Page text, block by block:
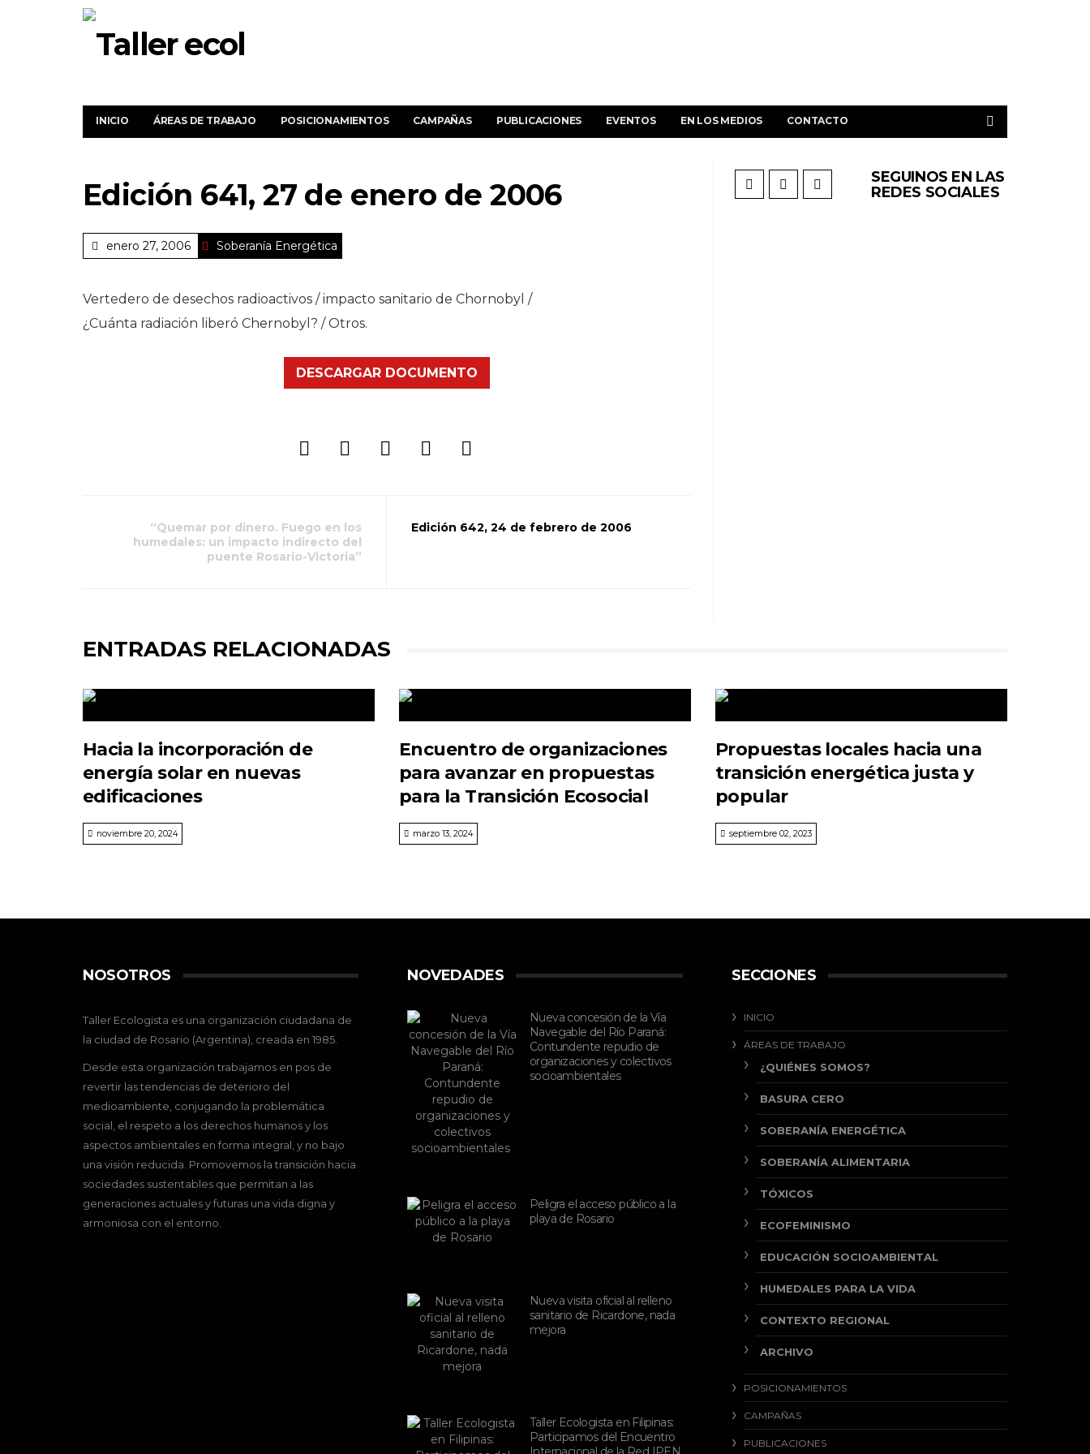
INICIO ÁREAS DE TRABAJO POSICIONAMIENTOS CAMPAÑAS PUBLICACIONES EVENTOS EN LOS MEDIOS CONTACTO
Edición 641, 27 de enero de 2006
enero 27, 2006 Soberanía Energética
Vertedero de desechos radioactivos / impacto sanitario de Chornobyl /
¿Cuánta radiación liberó Chernobyl? / Otros.
DESCARGAR DOCUMENTO
“Quemar por dinero. Fuego en los
humedales: un impacto indirecto del
puente Rosario-Victoria”
Edición 642, 24 de febrero de 2006
SEGUINOS EN LAS
REDES SOCIALES
ENTRADAS RELACIONADAS
Hacia la incorporación de
energía solar en nuevas
edificaciones
noviembre 20, 2024
Encuentro de organizaciones
para avanzar en propuestas
para la Transición Ecosocial
marzo 13, 2024
Propuestas locales hacia una
transición energética justa y
popular
septiembre 02, 2023
NOSOTROS
Taller Ecologista es una organización ciudadana de
la ciudad de Rosario (Argentina), creada en 1985.
Desde esta organización trabajamos en pos de
revertir las tendencias de deterioro del
medioambiente, conjugando la problemática
social, el respeto a los derechos humanos y los
aspectos ambientales en forma integral, y no bajo
una visión reducida. Promovemos la transición hacia
sociedades sustentables que permitan a las
generaciones actuales y futuras una vida digna y
armoniosa con el entorno.
NOVEDADES
Nueva concesión de la Vía
Navegable del Río Paraná:
Contundente repudio de
organizaciones y colectivos
socioambientales
Peligra el acceso público a la
playa de Rosario
Nueva visita oficial al relleno
sanitario de Ricardone, nada
mejora
Taller Ecologista en Filipinas:
Participamos del Encuentro
SECCIONES
INICIO
ÁREAS DE TRABAJO
¿QUIÉNES SOMOS?
BASURA CERO
SOBERANÍA ENERGÉTICA
SOBERANÍA ALIMENTARIA
TÓXICOS
ECOFEMINISMO
EDUCACIÓN SOCIOAMBIENTAL
HUMEDALES PARA LA VIDA
CONTEXTO REGIONAL
ARCHIVO
POSICIONAMIENTOS
CAMPAÑAS
PUBLICACIONES